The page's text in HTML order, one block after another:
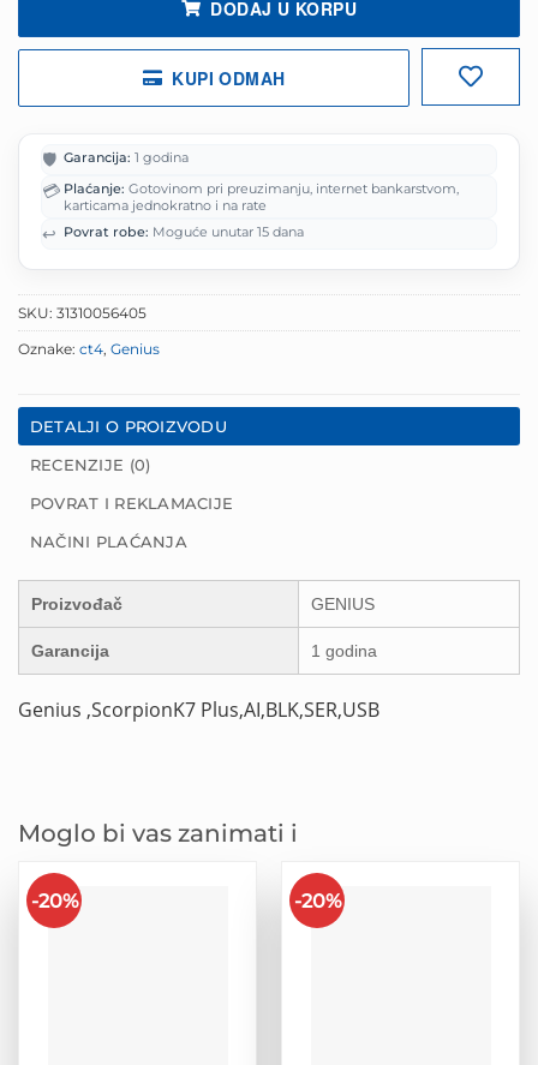
DODAJ U KORPU
KUPI ODMAH
🛡️ Garancija: 1 godina
💳 Plaćanje: Gotovinom pri preuzimanju, internet bankarstvom,
karticama jednokratno i na rate
↩️ Povrat robe: Moguće unutar 15 dana
SKU: 31310056405
Oznake: ct4, Genius
DETALJI O PROIZVODU
RECENZIJE (0)
POVRAT I REKLAMACIJE
NAČINI PLAĆANJA
Proizvođač GENIUS
Garancija 1 godina
Genius ,ScorpionK7 Plus,AI,BLK,SER,USB
Moglo bi vas zanimati i
-20% -20%